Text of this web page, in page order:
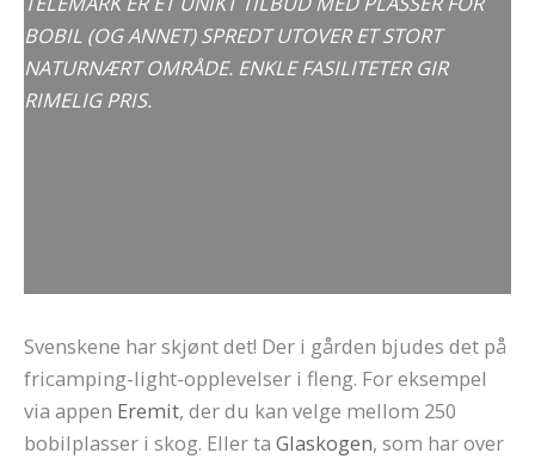
BOBIL (OG ANNET) SPREDT UTOVER ET STORT
NATURNÆRT OMRÅDE. ENKLE FASILITETER GIR
RIMELIG PRIS.
Svenskene har skjønt det! Der i gården bjudes det på
fricamping-light-opplevelser i fleng. For eksempel
via appen Eremit, der du kan velge mellom 250
bobilplasser i skog. Eller ta Glaskogen, som har over